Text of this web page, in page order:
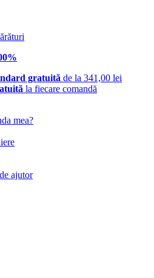
gratuită de la 341,00 lei
la fiecare comandă
mea?
ajutor